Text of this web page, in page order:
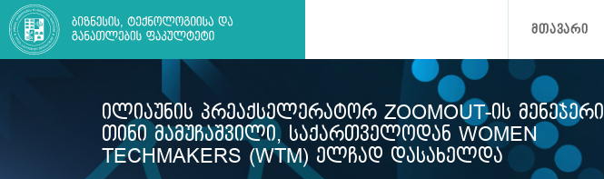
ᲛᲗᲐᲕᲐᲠᲘ
ᲘᲚᲘᲐᲣᲜᲘᲡ ᲞᲠᲔᲐᲥᲡᲔᲚᲔᲠᲐᲢᲝᲠ ZOOMOUT-ᲘᲡ ᲛᲔᲜᲔᲯᲔᲠᲘ
ᲗᲘᲜᲘ ᲛᲐᲛᲣᲩᲐᲨᲕᲘᲚᲘ, ᲡᲐᲥᲐᲠᲗᲕᲔᲚᲝᲓᲐᲜ WOMEN
TECHMAKERS (WTM) ᲔᲚᲩᲐᲓ ᲓᲐᲡᲐᲮᲔᲚᲓᲐ